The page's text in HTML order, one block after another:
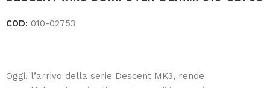
COD: 010-02753
Oggi, l’arrivo della serie Descent MK3, rende